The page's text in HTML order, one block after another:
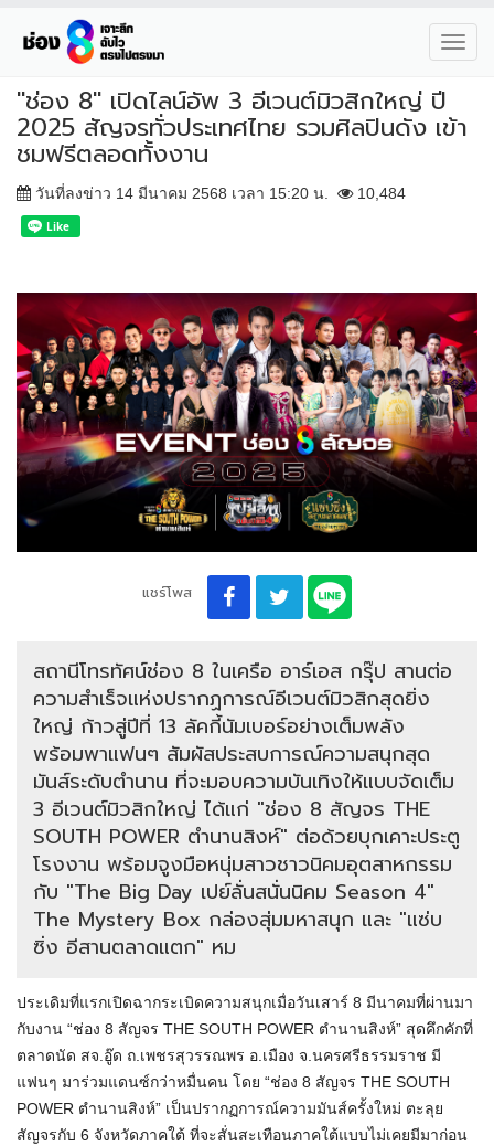
"ช่อง 8" เปิดไลน์อัพ 3 อีเวนต์มิวสิกใหญ่ ปี
2025 สัญจรทั่วประเทศไทย รวมศิลปินดัง เข้า
ชมฟรีตลอดทั้งงาน
วันที่ลงข่าว 14 มีนาคม 2568 เวลา 15:20 น. 10,484
แชร์โพส
สถานีโทรทัศน์ช่อง 8 ในเครือ อาร์เอส กรุ๊ป สานต่อ
ความสำเร็จแห่งปรากฏการณ์อีเวนต์มิวสิกสุดยิ่ง
ใหญ่ ก้าวสู่ปีที่ 13 ลัคกี้นัมเบอร์อย่างเต็มพลัง
พร้อมพาแฟนๆ สัมผัสประสบการณ์ความสนุกสุด
มันส์ระดับตำนาน ที่จะมอบความบันเทิงให้แบบจัดเต็ม
3 อีเวนต์มิวสิกใหญ่ ได้แก่ "ช่อง 8 สัญจร THE
SOUTH POWER ตำนานสิงห์" ต่อด้วยบุกเคาะประตู
โรงงาน พร้อมจูงมือหนุ่มสาวชาวนิคมอุตสาหกรรม
กับ "The Big Day เปย์ลั่นสนั่นนิคม Season 4"
The Mystery Box กล่องสุ่มมหาสนุก และ "แซ่บ
ซิ่ง อีสานตลาดแตก" หม
ประเดิมที่แรกเปิดฉากระเบิดความสนุกเมื่อวันเสาร์ 8 มีนาคมที่ผ่านมา
กับงาน “ช่อง 8 สัญจร THE SOUTH POWER ตำนานสิงห์” สุดคึกคักที่
ตลาดนัด สจ.อู๊ด ถ.เพชรสุวรรณพร อ.เมือง จ.นครศรีธรรมราช มี
แฟนๆ มาร่วมแดนซ์กว่าหมื่นคน โดย “ช่อง 8 สัญจร THE SOUTH
POWER ตำนานสิงห์” เป็นปรากฏการณ์ความมันส์ครั้งใหม่ ตะลุย
สัญจรกับ 6 จังหวัดภาคใต้ ที่จะสั่นสะเทือนภาคใต้แบบไม่เคยมีมาก่อน